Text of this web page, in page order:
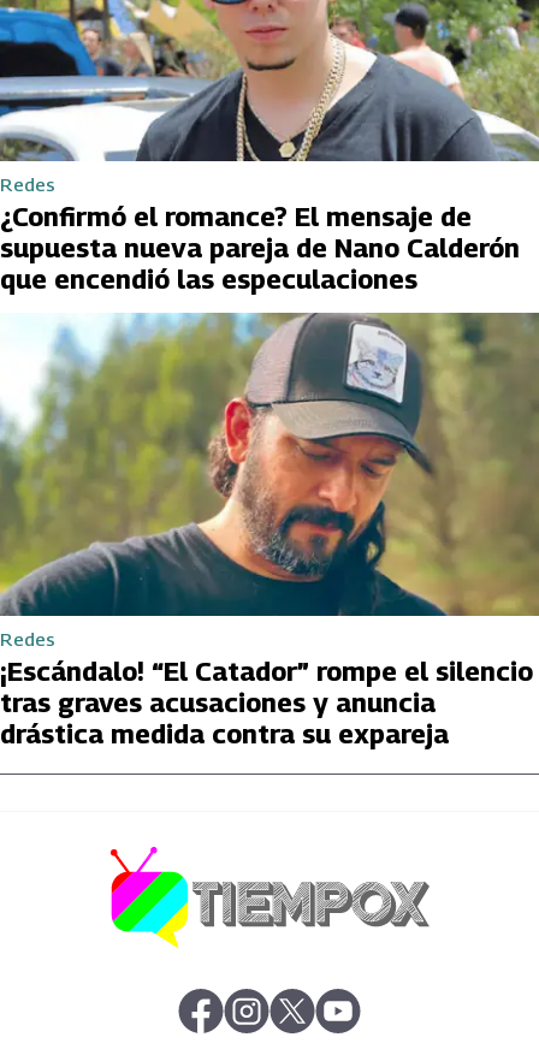
Redes
¿Confirmó el romance? El mensaje de
supuesta nueva pareja de Nano Calderón
que encendió las especulaciones
Redes
¡Escándalo! “El Catador” rompe el silencio
tras graves acusaciones y anuncia
drástica medida contra su expareja
abre en nueva pestaña
abre en nueva pestaña
abre en nueva pestaña